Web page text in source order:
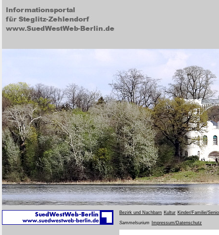
Bezirk und Nachbarn Kultur Kinder/Familie/
Sammelsurium Impressum/Datenschutz